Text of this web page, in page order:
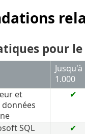
pour le
Jusqu'à
1.000
et
✔
SQL
✔